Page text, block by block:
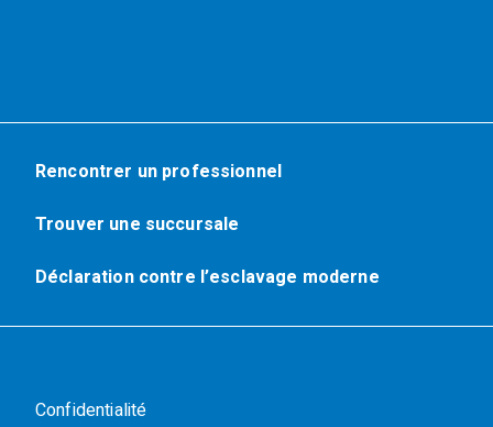
Rencontrer un professionnel
Trouver une succursale
Déclaration contre l’esclavage moderne
Confidentialité